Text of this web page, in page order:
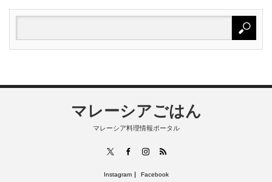
マレーシアごはん
マレーシア料理情報ポータル
FacebookInstagram
RSS
Instagram Facebook